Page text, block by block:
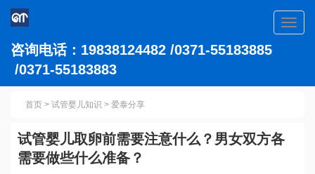
咨询电话：19838124482 /0371-55183885
/0371-55183883
首页 > 试管婴儿知识 > 爱泰分享
试管婴儿取卵前需要注意什么？男女双方各
需要做些什么准备？